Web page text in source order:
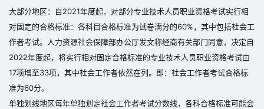
大部分地区：自2021年度起，对部分专业技术人员职业资格考试实行相
对固定的合格标准：各科目合格标准为试卷满分的60%，其中包括社会工
作者考试。人力资源社会保障部办公厅发文称经商有关部门同意，决定自
2022年度起，将实行相对固定合格标准的专业技术人员职业资格考试由
17项增至33项，其中社会工作者依然在列。即：社会工作者考试合格标
准为60分。
单独划线地区每年单独划定社会工作者考试分数线，各科合格标准可能会